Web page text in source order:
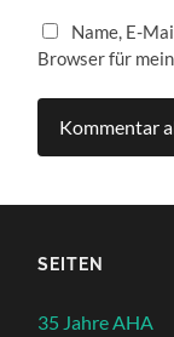
Name, E-
Browser für
SEITEN
35 Jahre AHA